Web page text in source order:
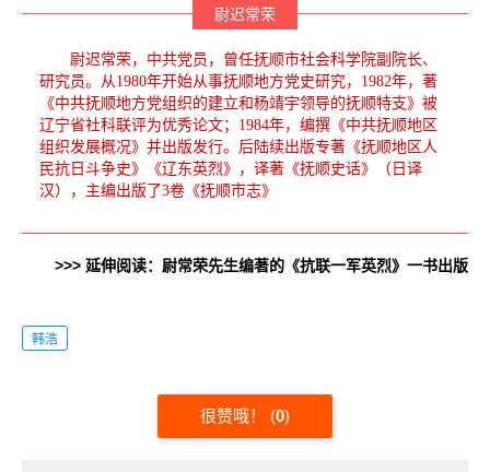
尉迟常荣
尉迟常荣，中共党员，曾任抚顺市社会科学院副院长、
研究员。从1980年开始从事抚顺地方党史研究，1982年，著
《中共抚顺地方党组织的建立和杨靖宇领导的抚顺特支》被
辽宁省社科联评为优秀论文；1984年，编撰《中共抚顺地区
组织发展概况》并出版发行。后陆续出版专著《抚顺地区人
民抗日斗争史》《辽东英烈》，译著《抚顺史话》（日译
汉），主编出版了3卷《抚顺市志》
>>> 延伸阅读：尉常荣先生编著的《抗联一军英烈》一书出版
韩浩
很赞哦！ (0)